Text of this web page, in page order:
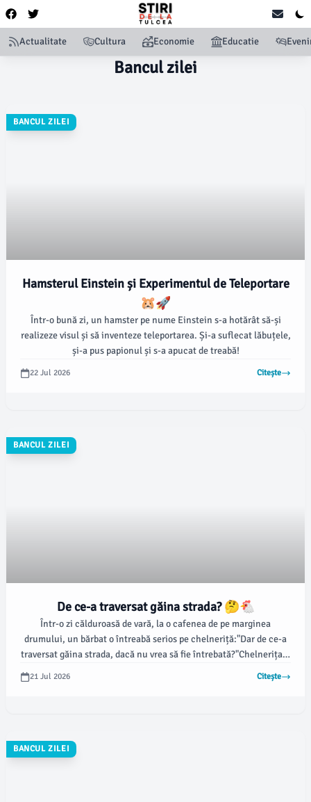
Actualitate Cultura Economie Educatie
Bancul zilei
BANCUL ZILEI
Hamsterul Einstein și Experimentul de Teleportare
🐹🚀
Într-o bună zi, un hamster pe nume Einstein s-a hotărât să-și
realizeze visul și să inventeze teleportarea. Și-a suflecat lăbuțele,
și-a pus papionul și s-a apucat de treabă!
22 Jul 2026 Citește
BANCUL ZILEI
De ce-a traversat găina strada? 🤔🐔
Într-o zi călduroasă de vară, la o cafenea de pe marginea
drumului, un bărbat o întreabă serios pe chelneriță:"Dar de ce-a
traversat găina strada, dacă nu vrea să fie întrebată?"Chelnerița îi
răspunde zâmbind:"Ei bine, poate că, uneori, își dorește doar să-și
ia doza zilnică de cardio, fără paparazzi pe urmele ei! 🐓🏃‍♂️
21 Jul 2026 Citește
BANCUL ZILEI